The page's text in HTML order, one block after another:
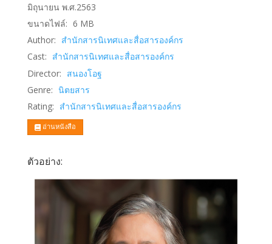
มิถุนายน พ.ศ.2563
ขนาดไฟล์: 6 MB
Author: สำนักสารนิเทศและสื่อสารองค์กร
Cast: สำนักสารนิเทศและสื่อสารองค์กร
Director: สนองโอฐ
Genre: นิตยสาร
Rating: สำนักสารนิเทศและสื่อสารองค์กร
อ่านหนังสือ
ตัวอย่าง: